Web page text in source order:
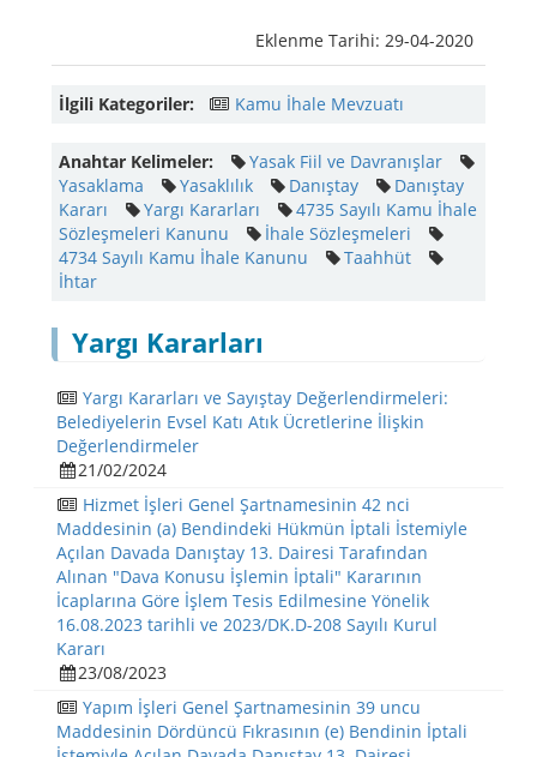
Eklenme Tarihi: 29-04-2020
İlgili Kategoriler: Kamu İhale Mevzuatı
Anahtar Kelimeler:
Yasak Fiil ve Davranışlar
Yasaklama
Yasaklılık Danıştay
Danıştay
Kararı
Yargı Kararları
4735 Sayılı Kamu İhale
Sözleşmeleri Kanunu
İhale Sözleşmeleri
4734 Sayılı Kamu İhale Kanunu
Taahhüt
İhtar
Yargı Kararları
Yargı Kararları ve Sayıştay Değerlendirmeleri:
Belediyelerin Evsel Katı Atık Ücretlerine İlişkin
Değerlendirmeler
21/02/2024
Hizmet İşleri Genel Şartnamesinin 42 nci
Maddesinin (a) Bendindeki Hükmün İptali İstemiyle
Açılan Davada Danıştay 13. Dairesi Tarafından
Alınan "Dava Konusu İşlemin İptali" Kararının
İcaplarına Göre İşlem Tesis Edilmesine Yönelik
16.08.2023 tarihli ve 2023/DK.D-208 Sayılı Kurul
Kararı
23/08/2023
Yapım İşleri Genel Şartnamesinin 39 uncu
Maddesinin Dördüncü Fıkrasının (e) Bendinin İptali